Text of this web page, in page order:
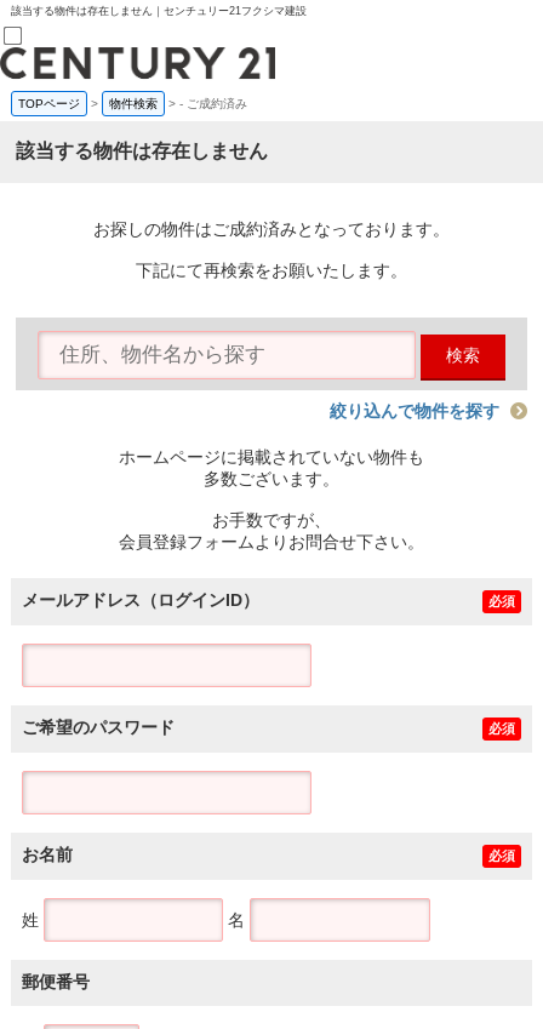
該当する物件は存在しません｜センチュリー21フクシマ建設
売買部
0120-800-844
賃貸部
会員メニュー
物件を探す
購入TOP
条件から探す
住宅ローン控除シミュレータ
TOPページ > 物件検索 >- ご成約済み
該当する物件は存在しません
お探しの物件はご成約済みとなっております。
下記にて再検索をお願いたします。
検索
絞り込んで物件を探す
ホームページに掲載されていない物件も
多数ございます。
お手数ですが、
会員登録フォームよりお問合せ下さい。
メールアドレス（ログインID） 必須
ご希望のパスワード 必須
お名前 必須
姓 名
郵便番号